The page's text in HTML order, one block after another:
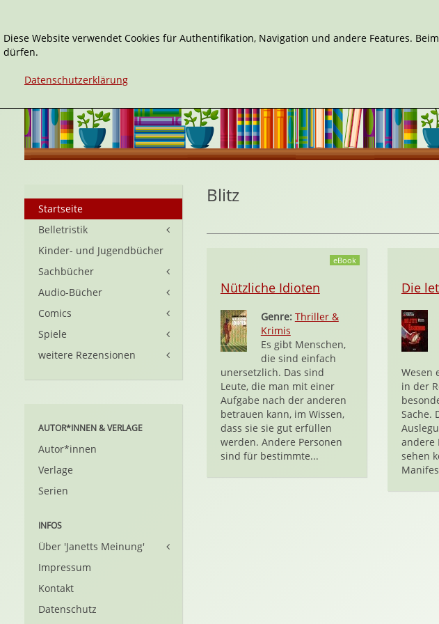
Blitz
eBook
Nützliche Idioten
Genre: Thriller &
Krimis
Es gibt Menschen,
die sind einfach
unersetzlich. Das sind
Leute, die man mit einer
Aufgabe nach der anderen
betrauen kann, im Wissen,
dass sie sie gut erfüllen
werden. Andere Personen
sind für bestimmte...
Die
Wesen
in der
Sache.
andere
sehen
Startseite
Belletristik
Kinder- und Jugendbücher
Sachbücher
Audio-Bücher
Comics
Spiele
weitere Rezensionen
AUTOR*INNEN & VERLAGE
Autor*innen
Verlage
Serien
INFOS
Über 'Janetts Meinung'
Impressum
Kontakt
Datenschutz
Diese Website verwendet Cookies für Authentifikation, Navigation und andere Features.
dürfen.
Datenschutzerklärung